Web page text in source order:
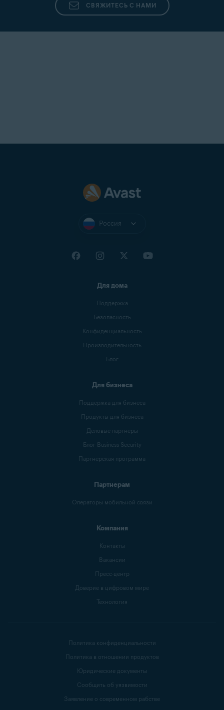
СВЯЖИТЕСЬ С НАМИ
Россия
Для дома
Поддержка
Безопасность
Конфиденциальность
Производительность
Блог
Для бизнеса
Поддержка для бизнеса
Продукты для бизнеса
Деловые партнеры
Блог Business Security
Партнерская программа
Партнерам
Операторы мобильной связи
Компания
Контакты
Вакансии
Пресс-центр
Доверие в цифровом мире
Технология
Политика конфиденциальности
Политика в отношении продуктов
Юридические документы
Сообщить об уязвимости
Заявление о современном рабстве